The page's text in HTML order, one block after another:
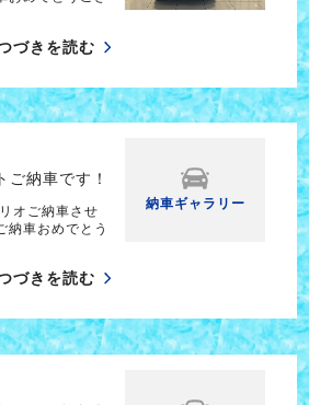
づきを読む
ご納車です！
オご納車させ
納車おめでとう
づきを読む
納車ギャラリー